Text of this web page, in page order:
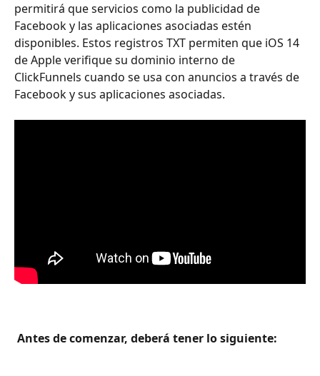
permitirá que servicios como la publicidad de
Facebook y las aplicaciones asociadas estén
disponibles. Estos registros TXT permiten que iOS 14
de Apple verifique su dominio interno de
ClickFunnels cuando se usa con anuncios a través de
Facebook y sus aplicaciones asociadas.
Antes de comenzar, deberá tener lo siguiente: